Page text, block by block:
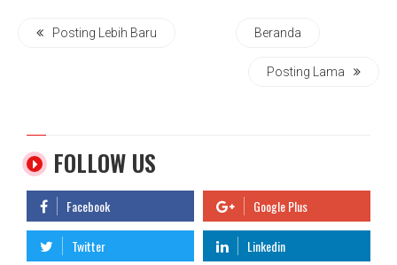
Posting Lebih Baru Beranda
Posting Lama
FOLLOW US